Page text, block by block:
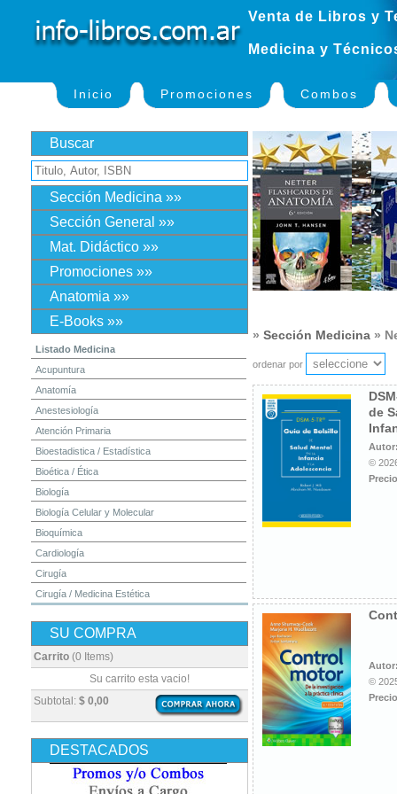
Venta de Libros y
Medicina y
Inicio Promociones Combos
Buscar
Sección Medicina »»
Sección General »»
Mat. Didáctico »»
Promociones »»
Anatomia »»
E-Books »»
Listado Medicina
Acupuntura
Anatomía
Anestesiología
Atención Primaria
Bioestadistica / Estadística
Bioética / Ética
Biología
Biología Celular y Molecular
Bioquímica
Cardiología
Cirugía
Cirugía / Medicina Estética
Dermatología
Diagnóstico por Imagen / Radiología
Embriología
Enfermería
Epidemiología
Farmacia / Farmacología
SU COMPRA
Carrito (0 Items)
Subtotal: $ 0,00
Su carrito esta vacio!
DESTACADOS
» Sección Medicina »
ordenar por
de
©
©